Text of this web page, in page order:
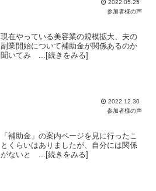
2022.05.25
参加者様の声
現在やっている美容業の規模拡大、夫の
副業開始について補助金が関係あるのか
聞いてみ ...[続きをみる]
2022.12.30
参加者様の声
「補助金」の案内ページを見に行ったこ
とくらいはありましたが、自分には関係
がないと ...[続きをみる]